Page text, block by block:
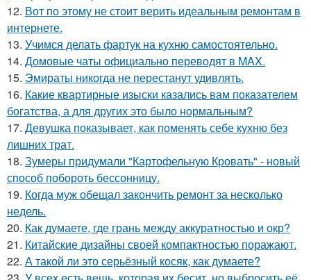
12. Вот по этому не стоит верить идеальным ремонтам в
интернете.
13. Учимся делать фартук на кухню самостоятельно.
14. Домовые чаты официально переводят в MAX.
15. Эмираты никогда не перестанут удивлять.
16. Какие квартирные изыски казались вам показателем
богатства, а для других это было нормальным?
17. Девушка показывает, как поменять себе кухню без
лишних трат.
18. Зумеры придумали "Картофельную Кровать" - новый
способ побороть бессонницу.
19. Когда муж обещал закончить ремонт за несколько
недель.
20. Как думаете, где грань между аккуратностью и окр?
21. Китайские дизайны своей компактностью поражают.
22. А такой ли это серьёзный косяк, как думаете?